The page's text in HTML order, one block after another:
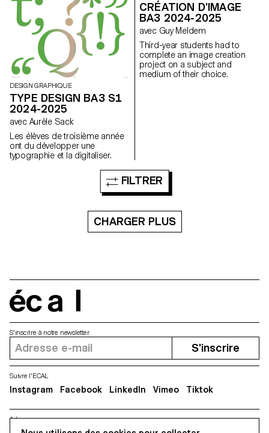
DESIGN GRAPHIQUE
TYPE DESIGN BA3 S1
2024-2025
avec Aurèle Sack
Les élèves de troisième année
ont du développer une
typographie et la digitaliser.
CRÉATION D'IMAGE
BA3 2024-2025
avec Guy Meldem
Third-year students had to
complete an image creation
project on a subject and
medium of their choice.
FILTRER
CHARGER PLUS
Adresse
S'inscrire à notre newsletter
S'inscrire
Suivre l'ECAL
Instagram Facebook LinkedIn Vimeo Tiktok